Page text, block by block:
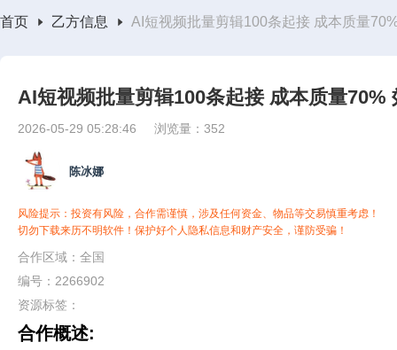
首页 乙方信息 AI短视频批量剪辑100条起接 成本质量
AI短视频批量剪辑100条起接 成本质量
2026-05-29 05:28:46 浏览量：352
陈冰娜
风险提示：投资有风险，合作需谨慎，涉及任何资金、物品等交易慎重考虑！
切勿下载来历不明软件！保护好个人隐私信息和财产安全，谨防受骗！
合作区域：全国
编号：2266902
资源标签：
合作概述: